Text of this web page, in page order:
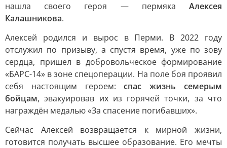
нашла своего героя — пермяка Алексея
Калашникова.
Алексей родился и вырос в Перми. В 2022 году
отслужил по призыву, а спустя время, уже по зову
сердца, пришел в добровольческое формирование
«БАРС-14» в зоне спецоперации. На поле боя проявил
себя настоящим героем:спас жизнь семерым
бойцам, эвакуировав их из горячей точки, за что
награждён медалью «За спасение погибавших».
Сейчас Алексей возвращается к мирной жизни,
готовится получать высшее образование. Его мечты